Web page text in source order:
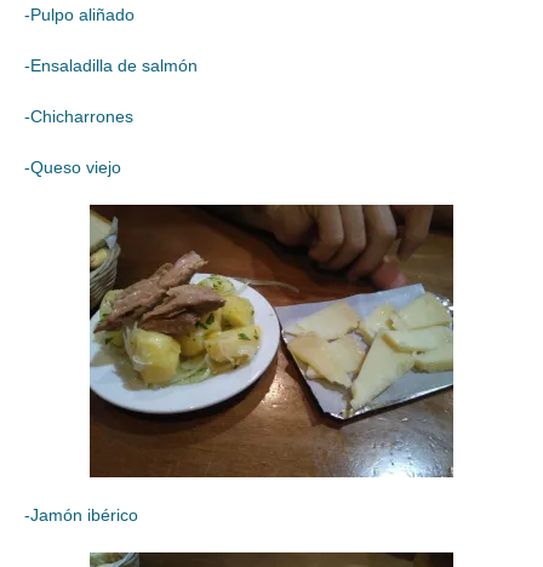
-Pulpo aliñado
-Ensaladilla de salmón
-Chicharrones
-Queso viejo
-Jamón ibérico